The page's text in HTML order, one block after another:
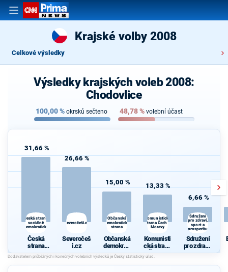
Krajské volby 2008
Celkové výsledky
Výsledky krajských voleb 2008:
Chodovlice
100,00% okrsků sečteno 48,78% volební účast
31,66 %
Česká strana
sociálně
demokratická
Česká
strana
sociálně
demokrati
cká
26,66 %
Severočeši.cz
Severočeš
i.cz
15,00 %
Občanská
demokratická
strana
Občanská
demokrati
cká strana
13,33 %
Komunistická
strana Čech a
Moravy
Komunisti
cká strana
Čech a
Moravy
6,66 %
Sdružení
pro zdraví,
sport a
prosperitu
Sdružení
pro zdraví,
sport a